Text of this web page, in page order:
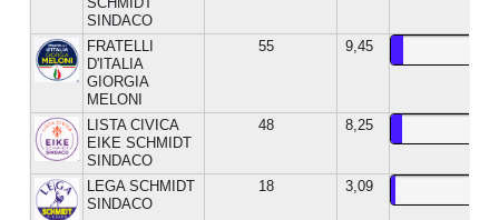
SINDACO
FRATELLI
D'ITALIA
GIORGIA
MELONI
55 9,45
LISTA CIVICA
EIKE SCHMIDT
SINDACO
48 8,25
LEGA SCHMIDT
SINDACO
18 3,09